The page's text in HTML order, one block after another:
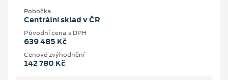
Pobočka
Centrální sklad v ČR
Původní cena s DPH
639 485 Kč
Cenové zvýhodnění
142 780 Kč